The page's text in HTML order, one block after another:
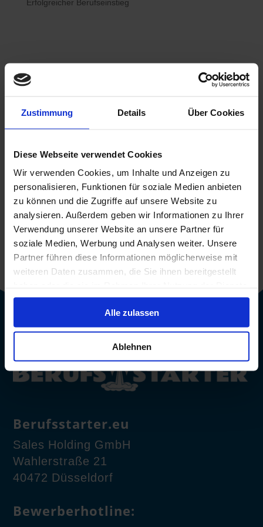
Zustimmung Details Über Cookies
Diese Webseite verwendet Cookies
Wir verwenden Cookies, um Inhalte und Anzeigen zu
personalisieren, Funktionen für soziale Medien anbieten
zu können und die Zugriffe auf unsere Website zu
analysieren. Außerdem geben wir Informationen zu Ihrer
Verwendung unserer Website an unsere Partner für
soziale Medien, Werbung und Analysen weiter. Unsere
Partner führen diese Informationen möglicherweise mit
weiteren Daten zusammen, die Sie ihnen bereitgestellt
gesammelt haben.
Alle zulassen
Ablehnen
 Bewerberhotline
 WhatsApp
0800 / 7008822
Berufsstarter.eu
Sales Holding GmbH
Wahlerstraße 21
40472 Düsseldorf
Bewerberhotline: